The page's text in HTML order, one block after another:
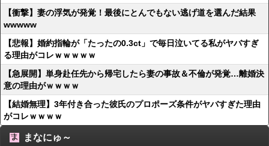
【衝撃】妻の浮気が発覚！最後にとんでもない逃げ道を選んだ結果
wwwww
【悲報】婚約指輪が「たったの0.3ct」で毎日泣いてる私がヤバすぎ
る理由がコレｗｗｗｗｗ
【急展開】単身赴任先から帰宅したら妻の事故＆不倫が発覚…離婚決
意の理由がｗｗｗｗ
【結婚無理】3年付き合った彼氏のプロポーズ条件がヤバすぎた理由
がコレｗｗｗｗ
まなにゅ～